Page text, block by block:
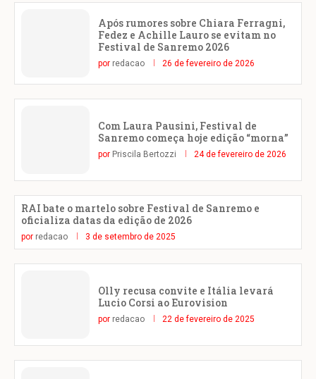
Após rumores sobre Chiara Ferragni,
Fedez e Achille Lauro se evitam no
Festival de Sanremo 2026
por redacao 26 de fevereiro de 2026
Com Laura Pausini, Festival de
Sanremo começa hoje edição “morna”
por Priscila Bertozzi 24 de fevereiro de 2026
RAI bate o martelo sobre Festival de Sanremo e
oficializa datas da edição de 2026
por redacao 3 de setembro de 2025
Olly recusa convite e Itália levará
Lucio Corsi ao Eurovision
por redacao 22 de fevereiro de 2025